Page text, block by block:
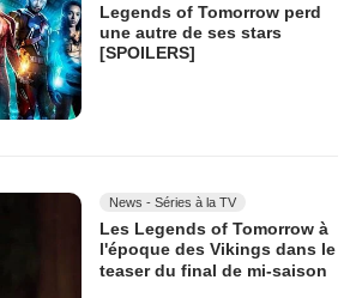
Legends of Tomorrow perd
une autre de ses stars
[SPOILERS]
News - Séries à la TV
Les Legends of Tomorrow à
l'époque des Vikings dans le
teaser du final de mi-saison